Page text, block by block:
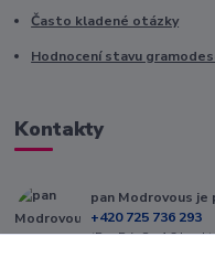
Často kladené otázky
Hodnocení stavu
Kontakty
pan Modrovous je
+420 725 736 293
(Po-Pá, 8 - 16 hod.)